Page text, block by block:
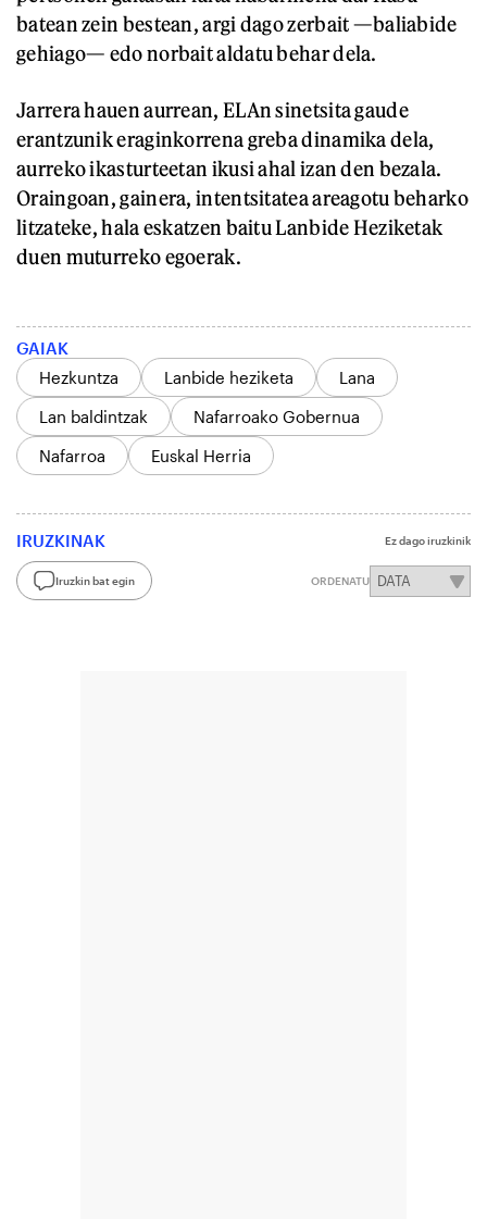
batean zein bestean, argi dago zerbait —baliabide
gehiago— edo norbait aldatu behar dela.
Jarrera hauen aurrean, ELAn sinetsita gaude
erantzunik eraginkorrena greba dinamika dela,
aurreko ikasturteetan ikusi ahal izan den bezala.
Oraingoan, gainera, intentsitatea areagotu beharko
litzateke, hala eskatzen baitu Lanbide Heziketak
duen muturreko egoerak.
GAIAK
Hezkuntza
Lanbide heziketa
Lana
Lan baldintzak
Nafarroako Gobernua
Nafarroa
Euskal Herria
IRUZKINAK Ez dago iruzkinik
Iruzkin bat egin ORDENATU